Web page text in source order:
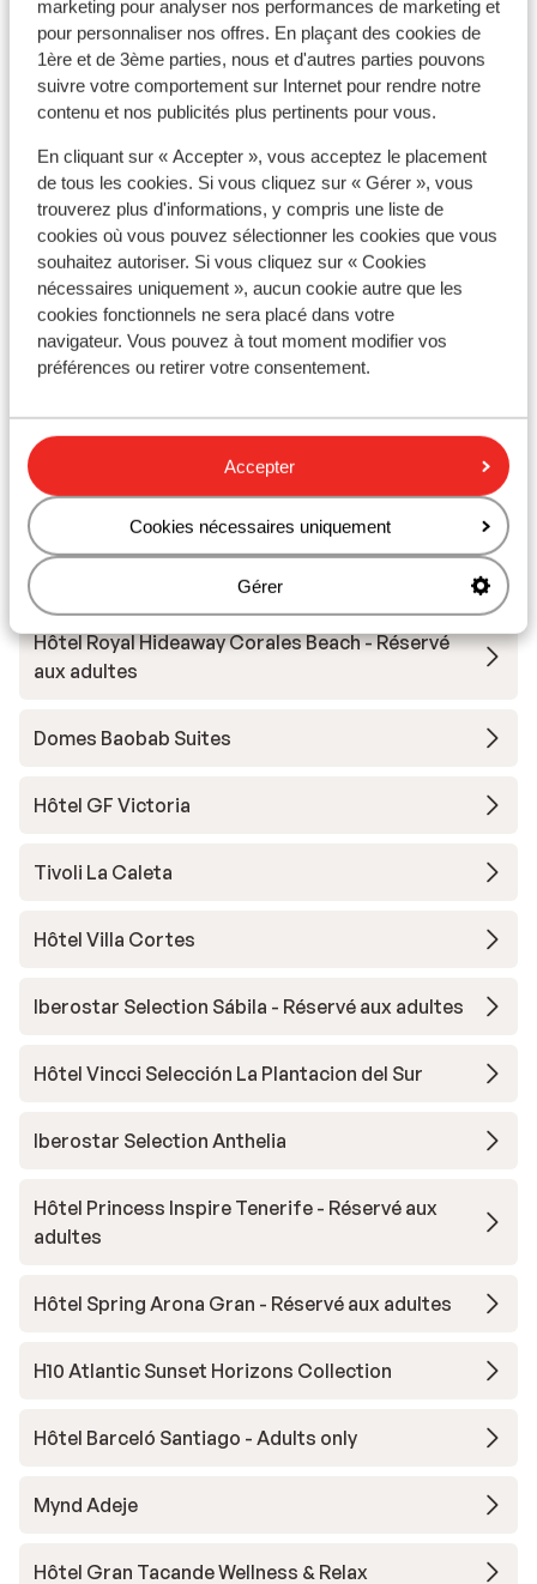
marketing pour analyser nos performances de marketing et
pour personnaliser nos offres. En plaçant des cookies de
1ère et de 3ème parties, nous et d'autres parties pouvons
suivre votre comportement sur Internet pour rendre notre
contenu et nos publicités plus pertinents pour vous.
En cliquant sur « Accepter », vous acceptez le placement
de tous les cookies. Si vous cliquez sur « Gérer », vous
trouverez plus d'informations, y compris une liste de
cookies où vous pouvez sélectionner les cookies que vous
souhaitez autoriser. Si vous cliquez sur « Cookies
nécessaires uniquement », aucun cookie autre que les
cookies fonctionnels ne sera placé dans votre
navigateur. Vous pouvez à tout moment modifier vos
préférences ou retirer votre consentement.
Accepter
Cookies nécessaires uniquement
Gérer
Afficher sur la carte
À proximité
Distance de la plage environ 1,5 kilomètres (plage
de sable)
Distance du centre-ville: environ 1 kilomètres
Distance de l'aéroport environ 19 kilomètres
Distance jusqu'à l'arrêt de bus environ 50 mètres
Distance aux magasins les plus proches environ 50
Distance à la supérette la plus proche environ 100
mètres
Distance au restaurant le plus proche environ 50
mètres
Autres hébergements - Tenerife
Hôtel Royal Hideaway Corales Beach - Réservé
aux adultes
Domes Baobab Suites
Hôtel GF Victoria
Tivoli La Caleta
Hôtel Villa Cortes
Iberostar Selection Sábila - Réservé aux adultes
Hôtel Vincci Selección La Plantacion del Sur
Iberostar Selection Anthelia
Hôtel Princess Inspire Tenerife - Réservé aux
adultes
Hôtel Spring Arona Gran - Réservé aux adultes
H10 Atlantic Sunset Horizons Collection
Hôtel Barceló Santiago - Adults only
Mynd Adeje
Hôtel Gran Tacande Wellness & Relax